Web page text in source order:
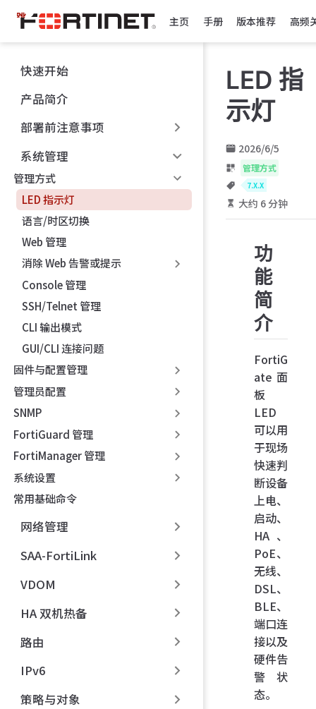
跳
至
主
內
容
主页 手册 版本推荐 高频
快速开始
产品简介
部署前注意事项
系统管理
管理方式
LED 指示灯
语言/时区切换
Web 管理
消除 Web 告警或提示
Console 管理
SSH/Telnet 管理
CLI 输出模式
GUI/CLI 连接问题
固件与配置管理
管理员配置
SNMP
FortiGuard 管理
FortiManager 管理
系统设置
常用基础命令
网络管理
SAA-FortiLink
VDOM
HA 双机热备
路由
IPv6
策略与对象
LED 指
示灯
2026/6/5
管理方式
7.X.X
大约 6 分钟
功
能
简
介
FortiG
ate 面
板
LED
可以用
于现场
快速判
断设备
上电、
启动、
HA、
PoE、
无线、
DSL、
BLE、
端口连
接以及
硬件告
警状
态。